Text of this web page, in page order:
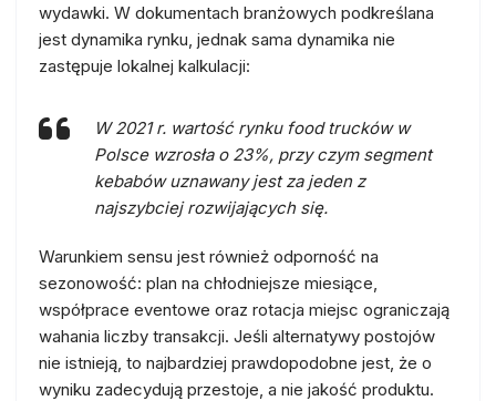
wydawki. W dokumentach branżowych podkreślana
jest dynamika rynku, jednak sama dynamika nie
zastępuje lokalnej kalkulacji:
W 2021 r. wartość rynku food trucków w
Polsce wzrosła o 23%, przy czym segment
kebabów uznawany jest za jeden z
najszybciej rozwijających się.
Warunkiem sensu jest również odporność na
sezonowość: plan na chłodniejsze miesiące,
współprace eventowe oraz rotacja miejsc ograniczają
wahania liczby transakcji. Jeśli alternatywy postojów
nie istnieją, to najbardziej prawdopodobne jest, że o
wyniku zadecydują przestoje, a nie jakość produktu.